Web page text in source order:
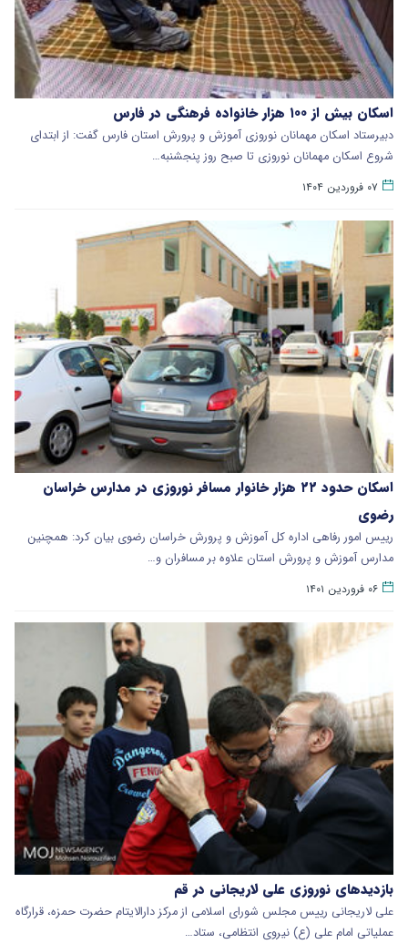
اسکان بیش از ۱۰۰ هزار خانواده فرهنگی در فارس
دبیرستاد اسکان مهمانان نوروزی آموزش و پرورش استان فارس گفت: از ابتدای
شروع اسکان مهمانان نوروزی تا صبح روز پنجشنبه…
۰۷ فروردین ۱۴۰۴
اسکان حدود ۲۲ هزار خانوار مسافر نوروزی در مدارس خراسان
رضوی
رییس امور رفاهی اداره کل آموزش و پرورش خراسان رضوی بیان کرد: همچنین
مدارس آموزش و پرورش استان علاوه بر مسافران و…
۰۶ فروردین ۱۴۰۱
بازدیدهای نوروزی علی لاریجانی در قم
علی لاریجانی رییس مجلس شورای اسلامی از مرکز دارالایتام حضرت حمزه، قرارگاه
عملیاتی امام علی (ع) نیروی انتظامی، ستاد…